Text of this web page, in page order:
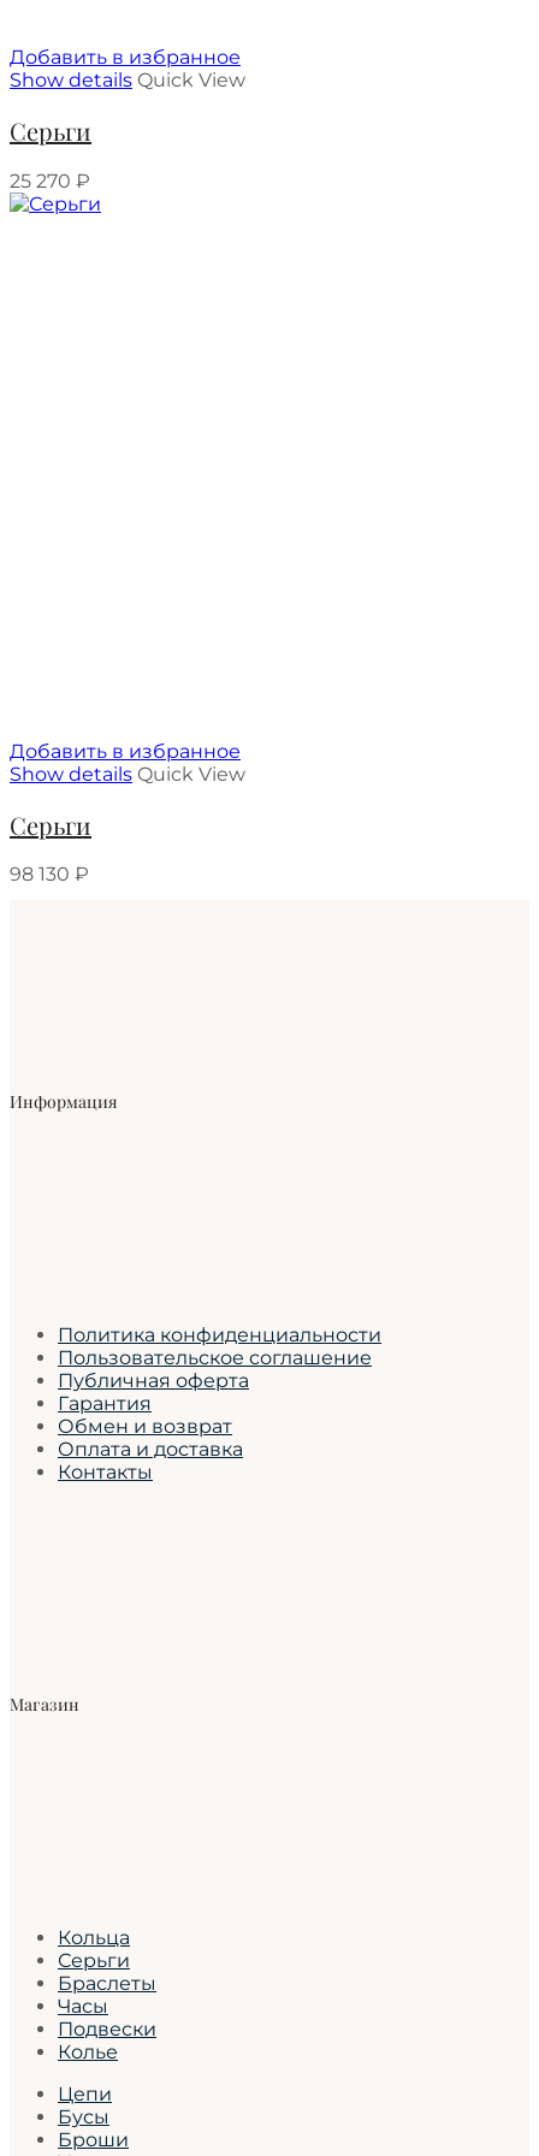
Добавить в избранное
Show details Quick View
Серьги
25 270 ₽
Добавить в избранное
Show details Quick View
Серьги
98 130 ₽
Информация
Политика конфиденциальности
Пользовательское соглашение
Публичная оферта
Гарантия
Обмен и возврат
Оплата и доставка
Контакты
Магазин
Кольца
Серьги
Браслеты
Часы
Подвески
Колье
Цепи
Бусы
Броши